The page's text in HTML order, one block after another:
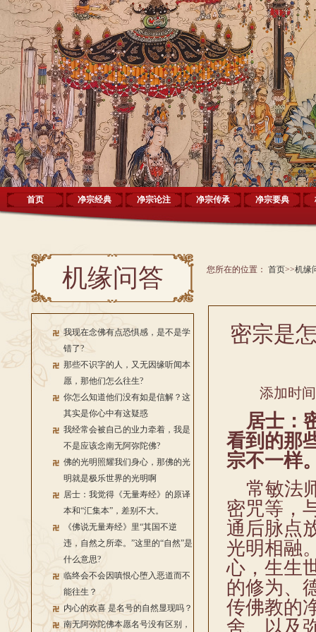
首页 净宗经典 净宗论注 净宗传承 净宗要典
机缘问答
我现在念佛有点恐惧感，是不是学
错了?
那些不识字的人，又无因缘听闻本
愿，那他们怎么往生?
你怎么知道他们没有如是信解？这
其实是你心中有这疑惑
我经常会被自己的业力牵着，我是
不是应该念南无阿弥陀佛?
佛的光明照耀我们身心，那佛的光
明就是极乐世界的光明啊
居士：我觉得《无量寿经》的原译
本和“汇集本”，差别不大。
《佛说无量寿经》里“其国不逆
违，自然之所牵。”这里的“自然”是
什么意思?
临终会不会因嗔恨心堕入恶道而不
能往生？
内心的欢喜 是名号的自然显现吗？
南无阿弥陀佛本愿名号没有区别，
您所在的位置： 首页>>机缘
密宗是
添加时
居士：
看到的那
宗不一样
常敏法
密咒等，
通后脉点
光明相融
心，生生
的修为、
传佛教的
舍、以及